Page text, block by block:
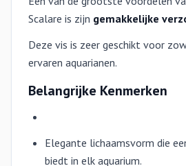
Scalare is zijn gemakkelijke
Deze vis is zeer geschikt voor
ervaren aquarianen.
Belangrijke Kenmerken
Elegante lichaamsvorm die
biedt in elk aquarium.